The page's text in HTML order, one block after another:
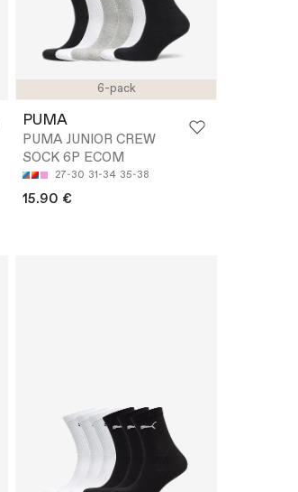
6-pack
PUMA
PUMA JUNIOR CREW
SOCK 6P ECOM
27-30 31-34 35-38
15.90 €